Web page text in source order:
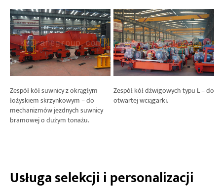
Zespół kół suwnicy z okrągłym
łożyskiem skrzynkowym – do
mechanizmów jezdnych suwnicy
bramowej o dużym tonażu.
Zespół kół dźwigowych typu L – do
otwartej wciągarki.
Usługa selekcji i personalizacji